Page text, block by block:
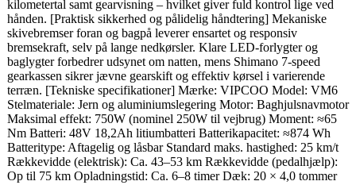
kilometertal samt gearvisning – hvilket giver fuld kontrol lige ved
hånden. [Praktisk sikkerhed og pålidelig håndtering] Mekaniske
skivebremser foran og bagpå leverer ensartet og responsiv
bremsekraft, selv på lange nedkørsler. Klare LED-forlygter og
baglygter forbedrer udsynet om natten, mens Shimano 7-speed
gearkassen sikrer jævne gearskift og effektiv kørsel i varierende
terræn. [Tekniske specifikationer] Mærke: VIPCOO Model: VM6
Stelmateriale: Jern og aluminiumslegering Motor: Baghjulsnavmotor
Maksimal effekt: 750W (nominel 250W til vejbrug) Moment: ≈65
Nm Batteri: 48V 18,2Ah litiumbatteri Batterikapacitet: ≈874 Wh
Batteritype: Aftagelig og låsbar Standard maks. hastighed: 25 km/t
Rækkevidde (elektrisk): Ca. 43–53 km Rækkevidde (pedalhjælp):
Op til 75 km Opladningstid: Ca. 6–8 timer Dæk: 20 × 4,0 tommer